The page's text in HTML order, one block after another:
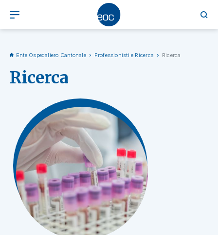
Ente Ospedaliero Cantonale Professionisti e Ricerca Ricerca
Ricerca